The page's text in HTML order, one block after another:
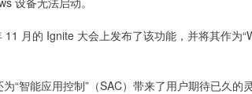
月的 Ignite 大会上发布了该功能，并将其作为
“智能应用控制”（SAC）带来了用户期待已久的